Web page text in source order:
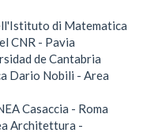
di Matematica
CNR - Pavia
de Cantabria
Dario Nobili - Area
Casaccia - Roma
Architettura -